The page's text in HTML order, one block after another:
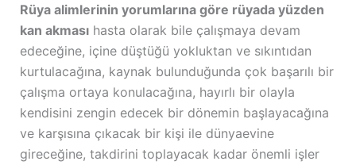
Rüya alimlerinin yorumlarına göre rüyada yüzden
kan akmasıhasta olarak bile çalışmaya devam
edeceğine, içine düştüğü yokluktan ve sıkıntıdan
kurtulacağına, kaynak bulunduğunda çok başarılı bir
çalışma ortaya konulacağına, hayırlı bir olayla
kendisini zengin edecek bir dönemin başlayacağına
ve karşısına çıkacak bir kişi ile dünyaevine
gireceğine, takdirini toplayacak kadar önemli işler